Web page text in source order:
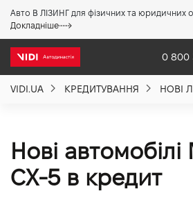
Авто В ЛІЗИНГ для фізичних та юридичних
Докладніше
0 800
VIDI.UA КРЕДИТУВАННЯ НОВІ
Нові автомобілі
CX-5 в кредит
Акції %
Новини